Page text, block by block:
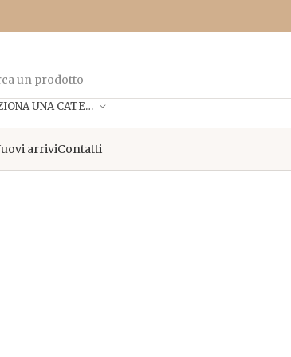
SELEZIONA UNA CATEGORIA
arriviContatti